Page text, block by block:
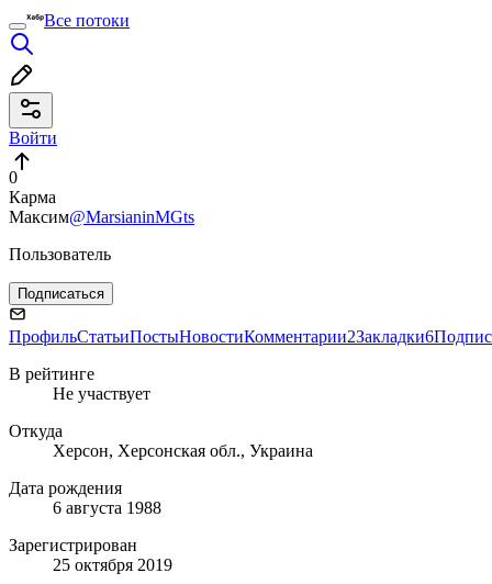
Все потоки
Войти
0
Карма
Максим@MarsianinMGts
Пользователь
Подписаться
ПрофильСтатьиПостыНовостиКомментарии2Закладки6
В рейтинге
Не участвует
Откуда
Херсон, Херсонская обл., Украина
Дата рождения
6 августа 1988
Зарегистрирован
25 октября 2019